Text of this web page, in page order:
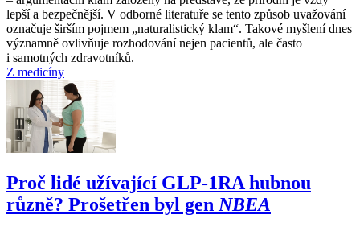
lepší a bezpečnější. V odborné literatuře se tento způsob uvažování
označuje širším pojmem „naturalistický klam“. Takové myšlení dnes
významně ovlivňuje rozhodování nejen pacientů, ale často
i samotných zdravotníků.
Z medicíny
Proč lidé užívající GLP-1RA hubnou
různě? Prošetřen byl genNBEA